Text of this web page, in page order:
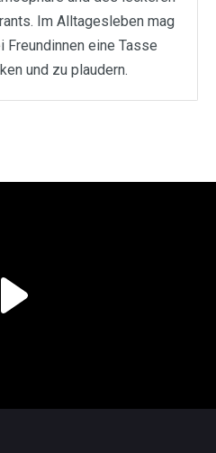
Im Alltagesleben mag
Freundinnen eine Tasse
und zu plaudern.